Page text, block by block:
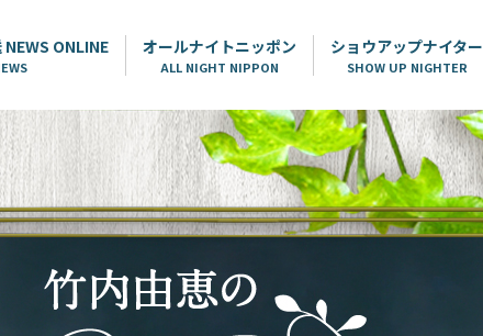
ONLINE オールナイトニッポン
ALL NIGHT NIPPON
ショウアップナイター
SHOW UP NIGHTER